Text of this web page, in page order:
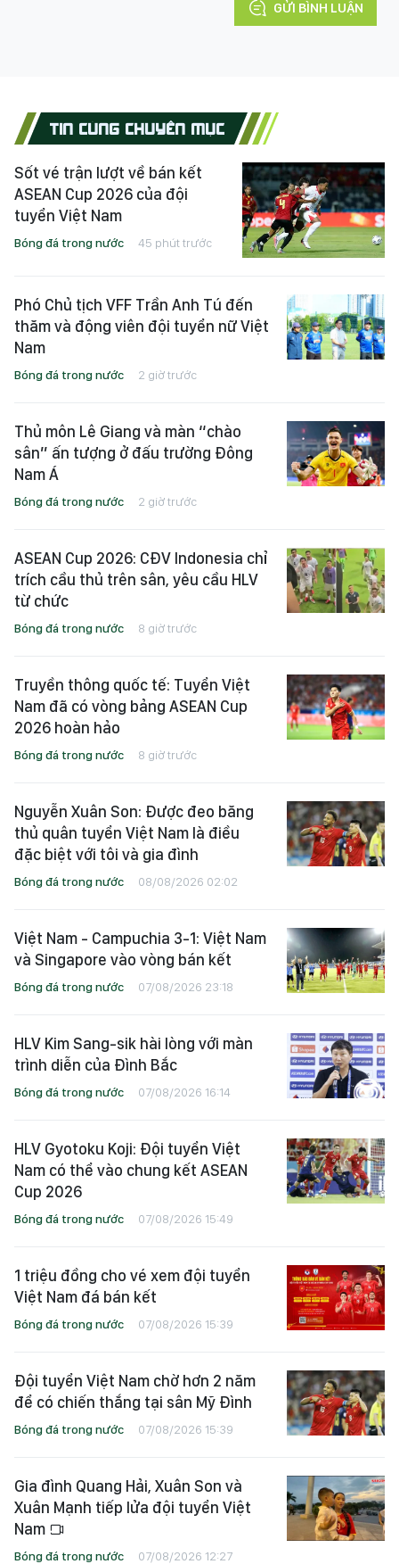
GỬI BÌNH LUẬN
TIN CÙNG CHUYÊN MỤC
Sốt vé trận lượt về bán kết
ASEAN Cup 2026 của đội
tuyển Việt Nam
Bóng đá trong nước 45 phút trước
Phó Chủ tịch VFF Trần Anh Tú đến
thăm và động viên đội tuyển nữ Việt
Nam
Bóng đá trong nước 2 giờ trước
Thủ môn Lê Giang và màn “chào
sân” ấn tượng ở đấu trường Đông
Nam Á
Bóng đá trong nước 2 giờ trước
ASEAN Cup 2026: CĐV Indonesia chỉ
trích cầu thủ trên sân, yêu cầu HLV
từ chức
Bóng đá trong nước 8 giờ trước
Truyền thông quốc tế: Tuyển Việt
Nam đã có vòng bảng ASEAN Cup
2026 hoàn hảo
Bóng đá trong nước 8 giờ trước
Nguyễn Xuân Son: Được đeo băng
thủ quân tuyển Việt Nam là điều
đặc biệt với tôi và gia đình
Bóng đá trong nước 08/08/2026 02:02
Việt Nam - Campuchia 3-1: Việt Nam
và Singapore vào vòng bán kết
Bóng đá trong nước 07/08/2026 23:18
HLV Kim Sang-sik hài lòng với màn
trình diễn của Đình Bắc
Bóng đá trong nước 07/08/2026 16:14
HLV Gyotoku Koji: Đội tuyển Việt
Nam có thể vào chung kết ASEAN
Cup 2026
Bóng đá trong nước 07/08/2026 15:49
1 triệu đồng cho vé xem đội tuyển
Việt Nam đá bán kết
Bóng đá trong nước 07/08/2026 15:39
Đội tuyển Việt Nam chờ hơn 2 năm
để có chiến thắng tại sân Mỹ Đình
Bóng đá trong nước 07/08/2026 15:39
Gia đình Quang Hải, Xuân Son và
Xuân Mạnh tiếp lửa đội tuyển Việt
Nam
Bóng đá trong nước 07/08/2026 12:27